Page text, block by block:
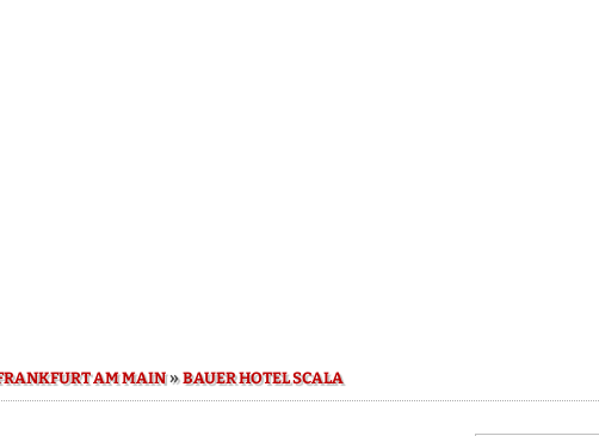
AM MAIN»BAUER HOTEL SCALA